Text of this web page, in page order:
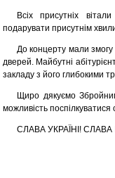
Всіх присутніх
подарувати присутнім
До концерту мали змогу
дверей. Майбутні
закладу з його глибокими
Щиро дякуємо
можливість поспілкуватися
СЛАВА УКРАЇНІ!